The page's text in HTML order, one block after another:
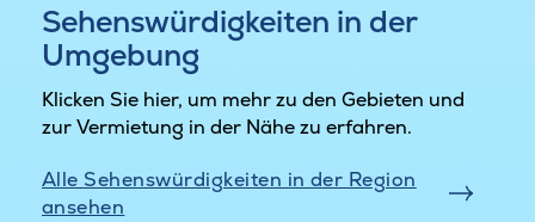
Sehenswürdigkeiten in der
Umgebung
Klicken Sie hier, um mehr zu den Gebieten und
zur Vermietung in der Nähe zu erfahren.
Alle Sehenswürdigkeiten in der Region
ansehen